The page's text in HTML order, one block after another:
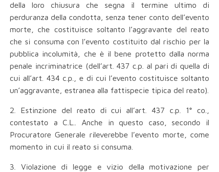
della loro chiusura che segna il termine ultimo di
perduranza della condotta, senza tener conto dell’evento
morte, che costituisce soltanto l’aggravante del reato
che si consuma con l’evento costituito dal rischio per la
pubblica incolumità, che è il bene protetto dalla norma
penale incriminatrice (dell’art. 437 c.p. al pari di quella di
cui all’art. 434 c.p., e di cui l’evento costituisce soltanto
un’aggravante, estranea alla fattispecie tipica del reato).
2. Estinzione del reato di cui all’art. 437 c.p. 1° co.,
contestato a C.L.. Anche in questo caso, secondo il
Procuratore Generale rileverebbe l’evento morte, come
momento in cui il reato si consuma.
3. Violazione di legge e vizio della motivazione per